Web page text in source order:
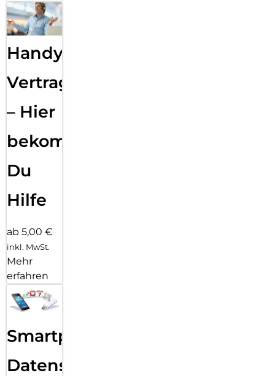
Handy
Vertragsabwicklung
– Hier
bekommst
Du
Hilfe
ab 5,00 €
inkl. MwSt.
Mehr
erfahren
Smartphone
Datensicherung